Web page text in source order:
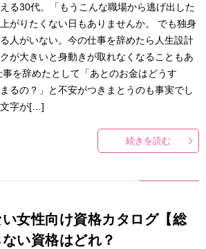
る30代。「もうこんな職場から逃げ出した
がりたくない日もありませんか。 でも独身
人がいない。今の仕事を辞めたら人生設計
が大きいと身動きが取れなくなることもあ
を辞めたとして「あとのお金はどうす
るの？」と不安がつきまとうのも事実でし
文字が[…]
続きを読む
女性向け資格カタログ【総
い資格はどれ？